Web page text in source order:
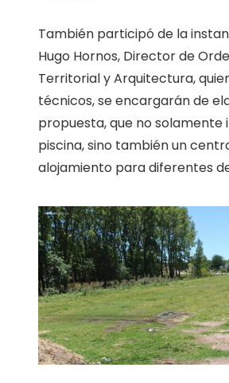
También participó de la
Hugo Hornos, Director de
Territorial y Arquitectura,
técnicos, se encargarán de
propuesta, que no solamente
piscina, sino también un
alojamiento para diferentes